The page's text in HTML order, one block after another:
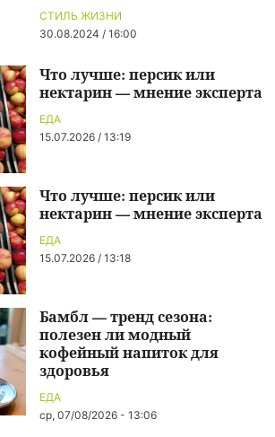
СТИЛЬ ЖИЗНИ
30.08.2024 / 16:00
ЕДА
15.07.2026 / 13:19
Что лучше: персик или
нектарин — мнение эксперта
ЕДА
15.07.2026 / 13:18
Что лучше: персик или
нектарин — мнение эксперта
ЕДА
ср, 07/08/2026 - 13:06
Бамбл — тренд сезона:
полезен ли модный
кофейный напиток для
здоровья